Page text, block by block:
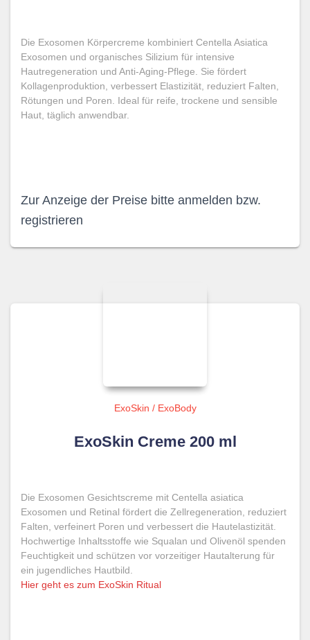
Die Exosomen Körpercreme kombiniert Centella Asiatica
Exosomen und organisches Silizium für intensive
Hautregeneration und Anti-Aging-Pflege. Sie fördert
Kollagenproduktion, verbessert Elastizität, reduziert Falten,
Rötungen und Poren. Ideal für reife, trockene und sensible
Haut, täglich anwendbar.
Zur Anzeige der Preise bitte anmelden bzw.
registrieren
ExoSkin / ExoBody
ExoSkin Creme 200 ml
Die Exosomen Gesichtscreme mit Centella asiatica
Exosomen und Retinal fördert die Zellregeneration, reduziert
Falten, verfeinert Poren und verbessert die Hautelastizität.
Hochwertige Inhaltsstoffe wie Squalan und Olivenöl spenden
Feuchtigkeit und schützen vor vorzeitiger Hautalterung für
ein jugendliches Hautbild.
Hier geht es zum ExoSkin Ritual